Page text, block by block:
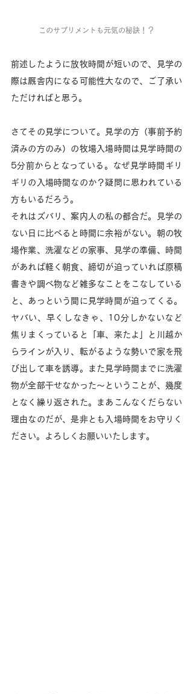
このサプリメントも元気の秘訣！？
前述したように放牧時間が短いので、見学の
際は厩舎内になる可能性大なので、ご了承い
ただければと思う。
さてその見学について。見学の方（事前予約
済みの方のみ）の牧場入場時間は見学時間の
5分前からとなっている。なぜ見学時間ギリ
ギリの入場時間なのか？疑問に思われている
方もいるだろう。
それはズバリ、案内人の私の都合だ。見学の
ない日に比べると時間に余裕がない。朝の牧
場作業、洗濯などの家事、見学の準備、時間
があれば軽く朝食、締切が迫っていれば原稿
書きや調べ物など雑多なことをこなしている
と、あっという間に見学時間が迫ってくる。
ヤバい、早くしなきゃ、10分しかないなど
焦りまくっていると「車、来たよ」と川越か
らラインが入り、転がるような勢いで家を飛
び出して車を誘導。また見学時間までに洗濯
物が全部干せなかった〜ということが、幾度
となく繰り返された。まあこんなくだらない
理由なのだが、是非とも入場時間をお守りく
ださい。よろしくお願いいたします。